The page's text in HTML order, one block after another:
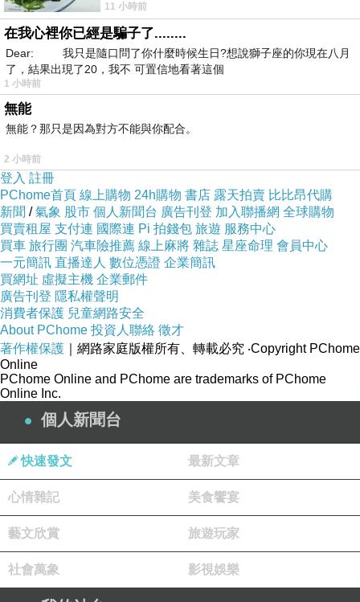
好夢幻的顏色，暈染玫瑰檸檬塔加入一點覆盆莓
所以呈現雙色，
在希臘神話中，愛神阿佛洛狄特為了尋找她的情
人阿多尼斯，奔跑在玫瑰花叢中時，玫瑰花的刺
刺破了她的手、腳、腿，鮮血滴在了白色玫瑰花
瓣上，把白玫瑰染紅成紅玫瑰。 之後紅色玫瑰花
就成了愛情的象徵。
這麼美的暈染系玫瑰檸檬塔，就是要跟情人一起
共享，你一口、我一口，見證愛情的美麗。
【雙層巴斯克】：提拉米蘇巴斯
克乳酪蛋糕
【雙層巴斯克】提拉米蘇巴斯克乳酪蛋糕(6吋) .
接單後才做，減糖配方，需冷凍保存，室溫下依
個人口感，退冰60分鐘。
提拉米蘇巴斯克乳酪蛋糕，一個蛋糕，有雙層口
味。
上面白色的部分是提拉米蘇蛋糕、底層是巴斯克
蛋糕，最上面撒上比利時72%的巧克力粉，跟各
式堅果。
雖說是雙層蛋糕，但我覺得吃起來超過三種以上
口感與味覺的滿足。
提拉米蘇蛋糕的濕潤滑順、巴斯克蛋糕的濃厚起
司味、巧克力粉的苦甜、堅果的脆與酸甜，各種
味道交織在口中，像是很多樂器一起演奏的交響
了一個問題 她說為什麼高中文學獎的
11 小時前
在我心裡你已經是騙子了........
Dear: 我只是隨口問了你什麼時候生日?想說獅子座的你現在八月
了，結果出現了20，我不 可置信地看著這個
1 小時前
無能
無能？那只是因為對方不能與你配合。
2 小時前
登入 註冊
PChome首頁 線上購物 24h購物 書店 露天拍賣 比比昂代購
新聞 /氣象 股市 個人新聞台 廣告刊登 加入聯播網 全球購物
買賣租屋 支付連 國際連 Pi 拍錢包 旅遊 服務中心
買車 旅行團 汽車險推薦 線上麻將 雜誌 星座命理 會員中心
一元簡訊 直播達人 數位憑證 企業簡訊
買網址 虛擬主機 企業郵件
廣告刊登 隱私權聲明
消費者保護 兒童網路安全
About PChome 投資人聯絡 徵才
著作權保護 ｜網路家庭版權所有、轉載必究 ‧Copyright PChome
Online
PChome Online and PChome are trademarks of PChome
Online Inc.
個人新聞台
快速發文 最新文章
心情雜記 美食饗宴
藝文欣賞 旅遊玩家
社會萬象 影視娛樂